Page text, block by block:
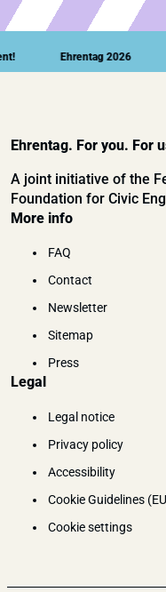
Ehrentag 2026
Ehrentag. For you. For
A joint initiative of the
Foundation for Civic
More info
FAQ
Contact
Newsletter
Sitemap
Press
Legal
Legal notice
Privacy policy
Accessibility
Cookie Guidelines
Cookie settings